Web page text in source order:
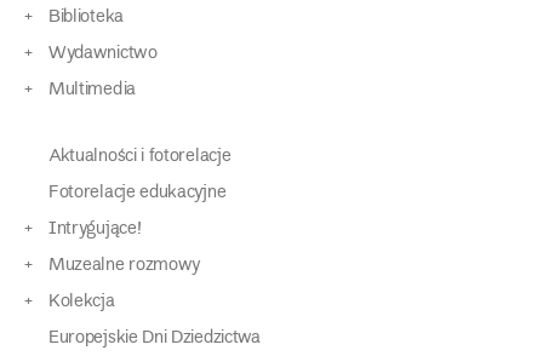
Biblioteka
Wydawnictwo
Multimedia
Aktualności i fotorelacje
Fotorelacje edukacyjne
Intrygujące!
Muzealne rozmowy
Kolekcja
Europejskie Dni Dziedzictwa